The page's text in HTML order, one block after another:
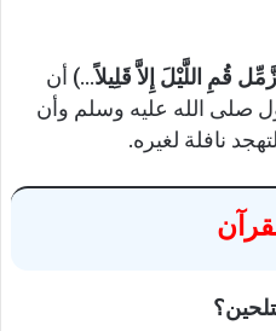
قُمِ اللَّيْلَ إِلاَّ قَلِيلاً…) أن
صلى الله عليه وسلم وأن
نافلة لغيره.